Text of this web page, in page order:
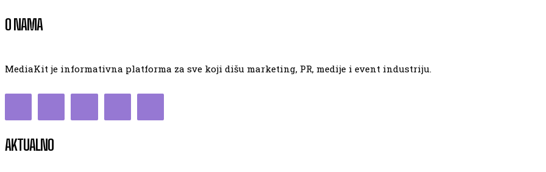
O NAMA
MediaKit je informativna platforma za sve koji dišu marketing, PR, medije i event industriju.
AKTUALNO